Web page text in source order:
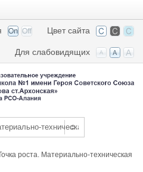
Цвет сайта
Для слабовидящих
роста. Материально-техническая